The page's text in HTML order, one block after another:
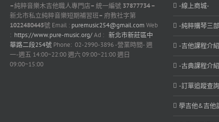
–純粹音樂木吉他職人專門店– 統一編號 37877734 –
新北市私立純粹音樂短期補習班– 府教社字第
1022480445號 Email : puremusic254@gmail.com Web
: https://www.pure-music.org/Ad : 新北市新莊區中
華路二段254號 Phone: 02-2990-3896 -營業時間- 週
一-週五 14:00~22:00 週六 09:00~21:00 週日
09:00~15:00
-線上商城-
-純粹購琴三
-吉他課程介
-古典課程介
-訂單追蹤查
學吉他&吉他